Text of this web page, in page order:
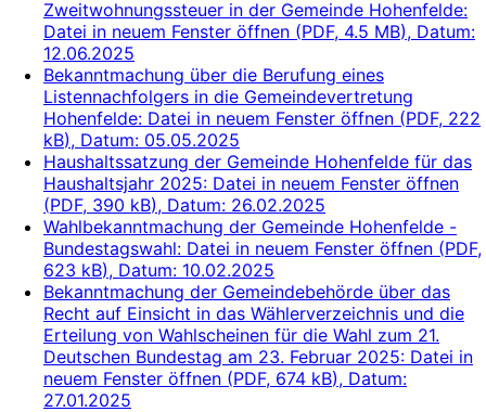
Zweitwohnungssteuer in der Gemeinde Hohenfelde:
Datei in neuem Fenster öffnen (PDF, 4.5 MB), Datum:
12.06.2025
Bekanntmachung über die Berufung eines
Listennachfolgers in die Gemeindevertretung
Hohenfelde: Datei in neuem Fenster öffnen (PDF, 222
kB), Datum: 05.05.2025
Haushaltssatzung der Gemeinde Hohenfelde für das
Haushaltsjahr 2025: Datei in neuem Fenster öffnen
(PDF, 390 kB), Datum: 26.02.2025
Wahlbekanntmachung der Gemeinde Hohenfelde -
Bundestagswahl: Datei in neuem Fenster öffnen (PDF,
623 kB), Datum: 10.02.2025
Bekanntmachung der Gemeindebehörde über das
Recht auf Einsicht in das Wählerverzeichnis und die
Erteilung von Wahlscheinen für die Wahl zum 21.
Deutschen Bundestag am 23. Februar 2025: Datei in
neuem Fenster öffnen (PDF, 674 kB), Datum:
27.01.2025